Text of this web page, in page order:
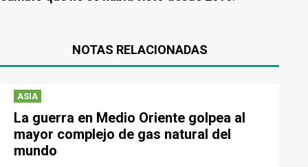
NOTAS RELACIONADAS
ASIA
La guerra en Medio Oriente golpea al
mayor complejo de gas natural del
mundo